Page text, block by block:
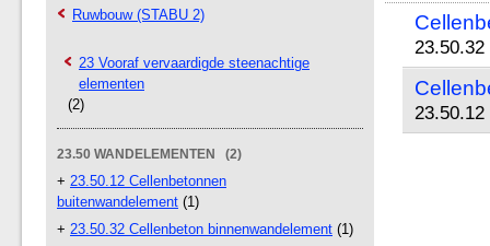
Ruwbouw (STABU 2)
23 Vooraf vervaardigde steenachtige
elementen
(2)
23.50 WANDELEMENTEN (2)
+ 23.50.12 Cellenbetonnen
buitenwandelement (1)
+ 23.50.32 Cellenbeton binnenwandelement (1)
23.50.32
23.50.12